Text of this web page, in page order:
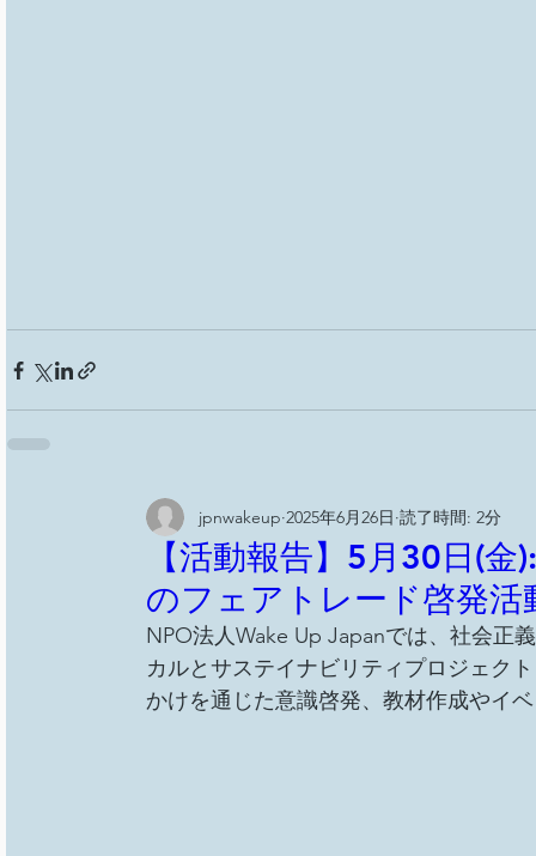
【活動報告】5月30日(
のフェアトレード啓発活
jpnwakeup 2025年6月26日 読了時間: 2分
NPO法人Wake Up Japanでは、社会正
カルとサステイナビリティプロジェク
かけを通じた意識啓発、教材作成やイ